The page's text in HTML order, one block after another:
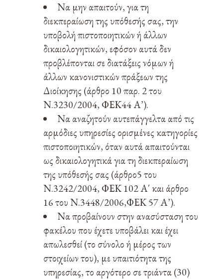
Να μην απαιτούν, για τη
διεκπεραίωση της υπόθεσής σας, την
υποβολή πιστοποιητικών ή άλλων
δικαιολογητικών, εφόσον αυτά δεν
προβλέπονται σε διατάξεις νόμων ή
άλλων κανονιστικών πράξεων της
Διοίκησης (άρθρο 10 παρ. 2 του
Ν.3230/2004, ΦΕΚ44 Α’).
Να αναζητούν αυτεπάγγελτα από τις
αρμόδιες υπηρεσίες ορισμένες κατηγορίες
πιστοποιητικών, όταν αυτά απαιτούνται
ως δικαιολογητικά για τη διεκπεραίωση
της υπόθεσής σας (άρθρο5 του
Ν.3242/2004, ΦΕΚ 102 Α΄ και άρθρο
16 του Ν.3448/2006,ΦΕΚ 57 Α’).
Να προβαίνουν στην ανασύσταση του
φακέλου που έχετε υποβάλει και έχει
απωλεσθεί (το σύνολο ή μέρος των
στοιχείων του), με υπαιτιότητα της
υπηρεσίας, το αργότερο σε τριάντα (30)